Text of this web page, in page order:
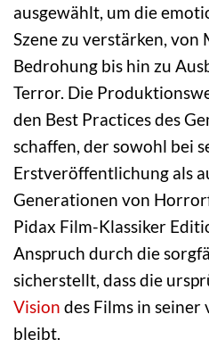
ausgewählt, um die
Szene zu verstärken,
Bedrohung bis hin zu
Terror. Die
den Best Practices des
schaffen, der sowohl bei
Erstveröffentlichung als
Generationen von
Pidax Film-Klassiker
Anspruch durch die
sicherstellt, dass die
Vision des Films in
bleibt.